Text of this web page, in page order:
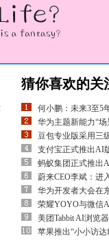
猜你喜欢的关
何小鹏：未来3至5
华为主题新能力“
豆包专业版采用三
支付宝正式推出AI
蚂蚁集团正式推出
蔚来CEO李斌：进
华为开发者大会在
荣耀YOYO与微信
美团Tabbit AI浏览
苹果推出“小小访